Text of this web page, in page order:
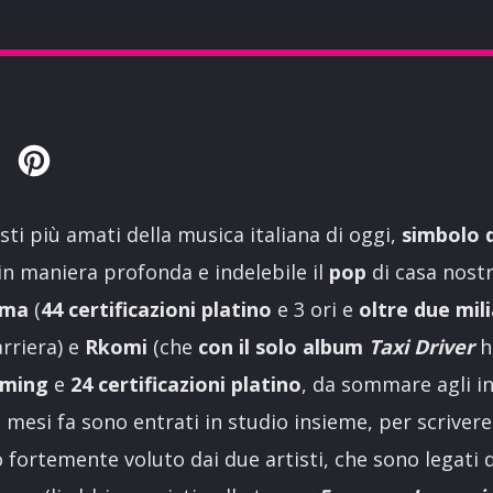
Twitter
più amati della musica italiana di oggi, simbolo
maniera profonda e indelebile il pop di casa
(44 certificazioni platino e 3 ori e oltre due
e Rkomi (che con il solo album Taxi Driver
e 24 certificazioni platino, da sommare agli
fa sono entrati in studio insieme, per
fortemente voluto dai due artisti, che sono legati